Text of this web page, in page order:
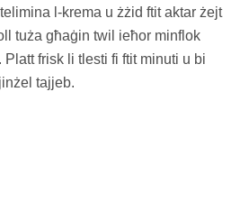
l-krema u żżid ftit aktar żejt
tuża għaġin twil ieħor minflok
frisk li tlesti fi ftit minuti u bi
tajjeb.